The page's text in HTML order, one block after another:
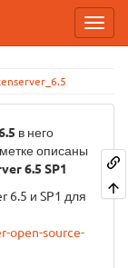
в него
описаны
6.5 SP1
6.5 и SP1 для
open-source-